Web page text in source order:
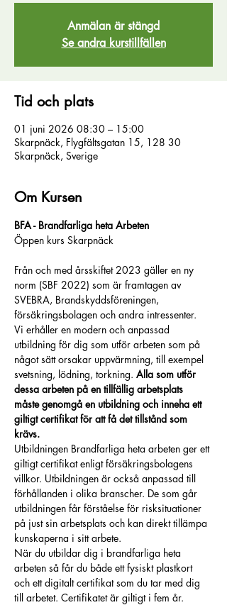
Anmälan är stängd
Se andra kurstillfällen
Tid och plats
01 juni 2026 08:30 – 15:00
Skarpnäck, Flygfältsgatan 15, 128 30
Skarpnäck, Sverige
Om Kursen
BFA - Brandfarliga heta Arbeten
Öppen kurs Skarpnäck
Från och med årsskiftet 2023 gäller en ny
norm (SBF 2022) som är framtagen av
SVEBRA, Brandskyddsföreningen,
försäkringsbolagen och andra intressenter.
Vi erhåller en modern och anpassad
utbildning för dig som utför arbeten som på
något sätt orsakar uppvärmning, till exempel
svetsning, lödning, torkning. Alla som utför
dessa arbeten på en tillfällig arbetsplats
måste genomgå en utbildning och inneha ett
giltigt certifikat för att få det tillstånd som
krävs.
Utbildningen Brandfarliga heta arbeten ger ett
giltigt certifikat enligt försäkringsbolagens
villkor. Utbildningen är också anpassad till
förhållanden i olika branscher. De som går
utbildningen får förståelse för risksituationer
på just sin arbetsplats och kan direkt tillämpa
kunskaperna i sitt arbete.
När du utbildar dig i brandfarliga heta
arbeten så får du både ett fysiskt plastkort
och ett digitalt certifikat som du tar med dig
till arbetet. Certifikatet är giltigt i fem år.